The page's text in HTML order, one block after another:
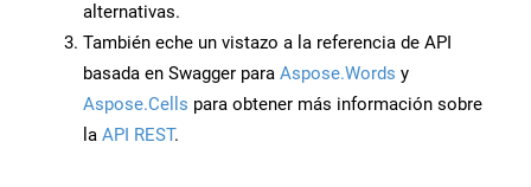
alternativas.
También eche un vistazo a la referencia de API
basada en Swagger para Aspose.Words y
Aspose.Cells para obtener más información sobre
la API REST.